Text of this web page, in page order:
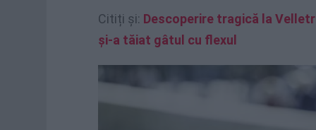
Citiți și: Descoperire tragică la
și-a tăiat gâtul cu flexul